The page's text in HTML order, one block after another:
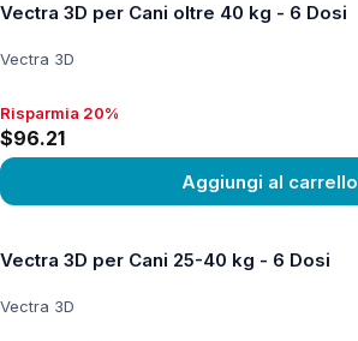
Vectra 3D per Cani oltre 40 kg - 6 Dosi
Vectra 3D
Risparmia 20%, $96.21
Risparmia 20%
$96.21
Aggiungi al carrello
Vectra 3D per Cani 25-40 kg - 6 Dosi
Vectra 3D